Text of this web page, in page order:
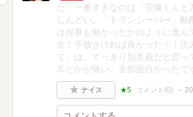
た。一番すきなのは「宗像くん
しんどい。「トランシーバー」
は何事も無かったかのように進
生！手放さければ良かった！！読
て」は、てっきり別名義だと思
耳とかが痛い。全部面白かったで
ナイス ★5 コメント(0)